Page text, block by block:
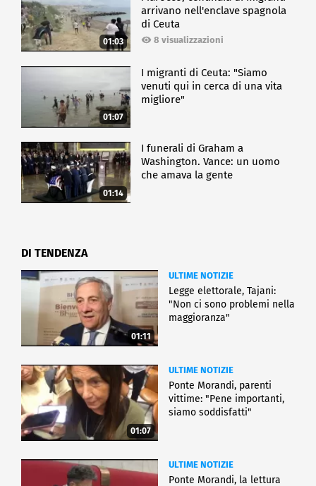
01:03
arrivano nell'enclave spagnola
di Ceuta
8 visualizzazioni
01:07
I migranti di Ceuta: "Siamo
venuti qui in cerca di una vita
migliore"
01:14
I funerali di Graham a
Washington. Vance: un uomo
che amava la gente
DI TENDENZA
01:11
ULTIME NOTIZIE
Legge elettorale, Tajani:
"Non ci sono problemi nella
maggioranza"
01:07
ULTIME NOTIZIE
Ponte Morandi, parenti
vittime: "Pene importanti,
siamo soddisfatti"
ULTIME NOTIZIE
Ponte Morandi, la lettura